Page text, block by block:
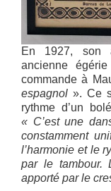
En 1927, son
ancienne
commande à
espagnol». Ce
rythme d’un
« C’est une
constamment
l’harmonie et le
par le tambour.
apporté par le